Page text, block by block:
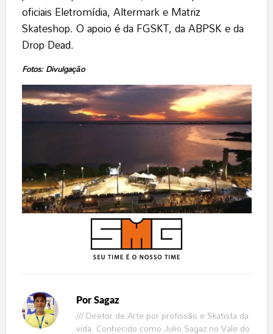
oficiais Eletromídia, Altermark e Matriz
Skateshop. O apoio é da FGSKT, da ABPSK e da
Drop Dead.
Fotos: Divulgação
Por Sagaz
/// Diretor de Arte por profissão e Skatista da
vida. Conhecido como Julio Sagaz no Vale do